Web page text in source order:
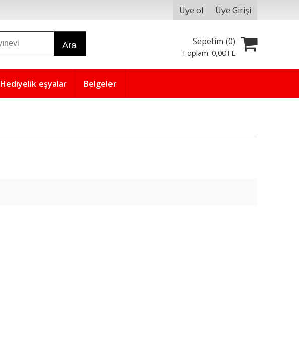
Üye ol Üye Girişi
Ara Sepetim (0)
Toplam:0,00TL
Hediyelik eşyalar Belgeler